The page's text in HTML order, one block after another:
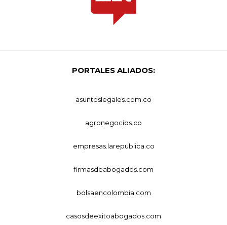
PORTALES ALIADOS:
asuntoslegales.com.co
agronegocios.co
empresas.larepublica.co
firmasdeabogados.com
bolsaencolombia.com
casosdeexitoabogados.com